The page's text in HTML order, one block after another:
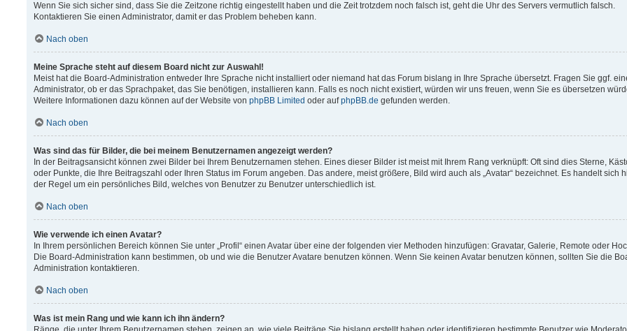
Wenn Sie sich sicher sind, dass Sie die Zeitzone richtig eingestellt haben und die Zeit trotzdem noch falsch ist, geht die Uhr des Servers vermutlich falsch.
Kontaktieren Sie einen Administrator, damit er das Problem beheben kann.
Nach oben
Meine Sprache steht auf diesem Board nicht zur Auswahl!
Meist hat die Board-Administration entweder Ihre Sprache nicht installiert oder niemand hat das Forum bislang in Ihre Sprache übersetzt. Fragen Sie ggf.
Administrator, ob er das Sprachpaket, das Sie benötigen, installieren kann. Falls es noch nicht existiert, würden wir uns freuen, wenn Sie es übersetzen
Weitere Informationen dazu können auf der Website von phpBB Limited oder aufphpBB.de gefunden werden.
Nach oben
Was sind das für Bilder, die bei meinem Benutzernamen angezeigt werden?
In der Beitragsansicht können zwei Bilder bei Ihrem Benutzernamen stehen. Eines dieser Bilder ist meist mit Ihrem Rang verknüpft: Oft sind dies Sterne,
oder Punkte, die Ihre Beitragszahl oder Ihren Status im Forum angeben. Das andere, meist größere, Bild wird auch als „Avatar“ bezeichnet. Es handelt sich
der Regel um ein persönliches Bild, welches von Benutzer zu Benutzer unterschiedlich ist.
Nach oben
Wie verwende ich einen Avatar?
In Ihrem persönlichen Bereich können Sie unter „Profil“ einen Avatar über eine der folgenden vier Methoden hinzufügen: Gravatar, Galerie, Remote oder
Die Board-Administration kann bestimmen, ob und wie die Benutzer Avatare benutzen können. Wenn Sie keinen Avatar benutzen können, sollten Sie die
Administration kontaktieren.
Nach oben
Was ist mein Rang und wie kann ich ihn ändern?